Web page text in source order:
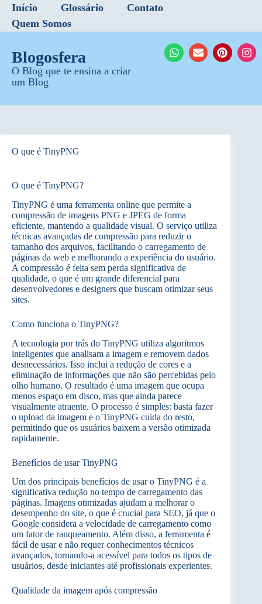
Início Glossário
Contato
Quem Somos
Blogosfera
O Blog que te ensina a criar
um Blog
O que é TinyPNG
O que é TinyPNG?
TinyPNG é uma ferramenta online que permite a
compressão de imagens PNG e JPEG de forma
eficiente, mantendo a qualidade visual. O serviço utiliza
técnicas avançadas de compressão para reduzir o
tamanho dos arquivos, facilitando o carregamento de
páginas da web e melhorando a experiência do usuário.
A compressão é feita sem perda significativa de
qualidade, o que é um grande diferencial para
desenvolvedores e designers que buscam otimizar seus
sites.
Como funciona o TinyPNG?
A tecnologia por trás do TinyPNG utiliza algoritmos
inteligentes que analisam a imagem e removem dados
desnecessários. Isso inclui a redução de cores e a
eliminação de informações que não são percebidas pelo
olho humano. O resultado é uma imagem que ocupa
menos espaço em disco, mas que ainda parece
visualmente atraente. O processo é simples: basta fazer
o upload da imagem e o TinyPNG cuida do resto,
permitindo que os usuários baixem a versão otimizada
rapidamente.
Benefícios de usar TinyPNG
Um dos principais benefícios de usar o TinyPNG é a
significativa redução no tempo de carregamento das
páginas. Imagens otimizadas ajudam a melhorar o
desempenho do site, o que é crucial para SEO, já que o
Google considera a velocidade de carregamento como
um fator de ranqueamento. Além disso, a ferramenta é
fácil de usar e não requer conhecimentos técnicos
avançados, tornando-a acessível para todos os tipos de
usuários, desde iniciantes até profissionais experientes.
Qualidade da imagem após compressão